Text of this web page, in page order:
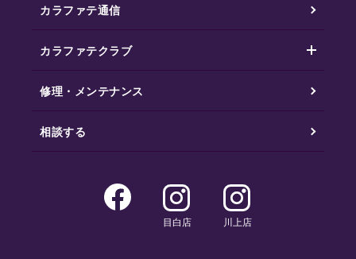
カラファテ通信
カラファテクラブ
修理・メンテナンス
相談する
目白店 川上店